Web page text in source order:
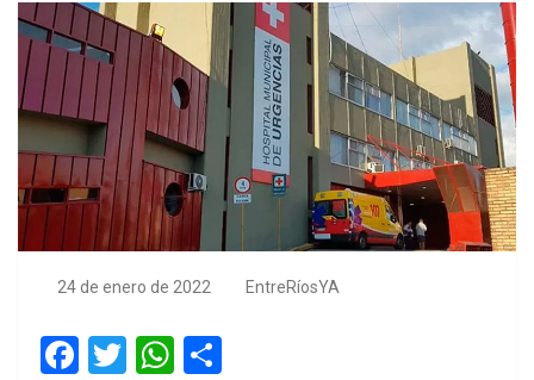
24 de enero de 2022 EntreRíosYA
F
T
W